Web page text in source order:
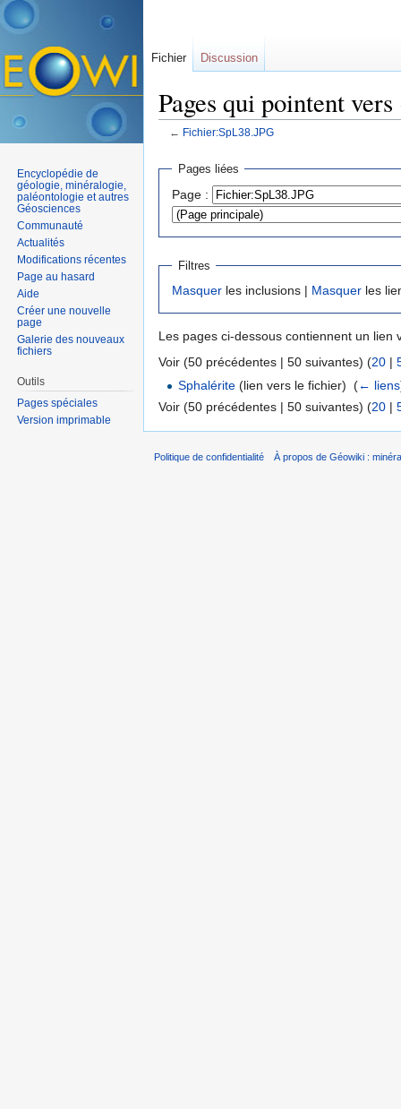
Pages qui pointent
← Fichier:SpL38.JPG
Pages liées
Page :
Filtres
Masquer les inclusions | Masquer les
Les pages ci-dessous contiennent un lien
Voir (50 précédentes | 50 suivantes) (20 |
Sphalérite (lien vers le fichier) ‎(← liens
Voir (50 précédentes | 50 suivantes) (20 |
Fichier Discussion
Encyclopédie de
géologie, minéralogie,
paléontologie et autres
Géosciences
Communauté
Actualités
Modifications récentes
Page au hasard
Aide
Créer une nouvelle
page
Galerie des nouveaux
fichiers
Outils
Pages spéciales
Version imprimable
Politique de confidentialité À propos de Géowiki :